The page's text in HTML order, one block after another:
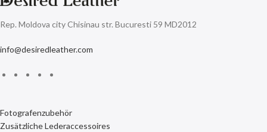
Rep. Moldova city Chisinau str. Bucuresti 59 MD2012
info@desiredleather.com
Fotografenzubehör
Zusätzliche Lederaccessoires